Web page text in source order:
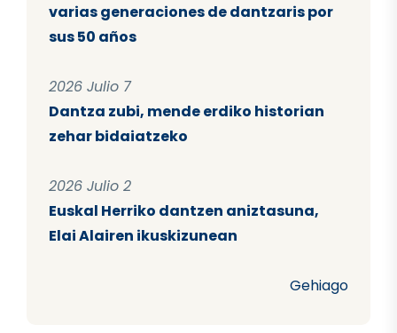
varias generaciones de dantzaris por
sus 50 años
2026 Julio 7
Dantza zubi, mende erdiko historian
zehar bidaiatzeko
2026 Julio 2
Euskal Herriko dantzen aniztasuna,
Elai Alairen ikuskizunean
Gehiago